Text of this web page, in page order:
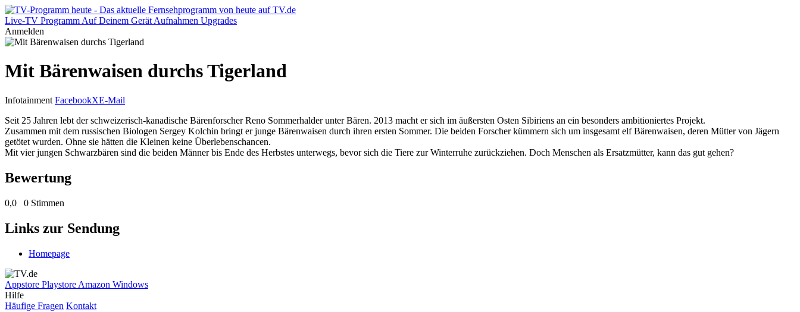
Live-TV Programm Auf Deinem Gerät Aufnahmen Upgrades
Anmelden
Mit Bärenwaisen durchs Tigerland
Infotainment FacebookXE-Mail
Seit 25 Jahren lebt der schweizerisch-kanadische Bärenforscher Reno Sommerhalder unter Bären. 2013 macht er sich im äußersten Osten Sibiriens an ein besonders ambitioniertes Projekt.
Zusammen mit dem russischen Biologen Sergey Kolchin bringt er junge Bärenwaisen durch ihren ersten Sommer. Die beiden Forscher kümmern sich um insgesamt elf Bärenwaisen, deren Mütter von Jägern
getötet wurden. Ohne sie hätten die Kleinen keine Überlebenschancen.
Mit vier jungen Schwarzbären sind die beiden Männer bis Ende des Herbstes unterwegs, bevor sich die Tiere zur Winterruhe zurückziehen. Doch Menschen als Ersatzmütter, kann das gut gehen?
Bewertung
0,0 0 Stimmen
Links zur Sendung
Homepage
Appstore Playstore Amazon Windows
Hilfe
Häufige Fragen Kontakt